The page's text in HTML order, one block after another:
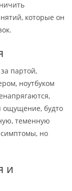
которые он
партой,
ноутбуком
ощущение, будто
теменную
симптомы, но
и